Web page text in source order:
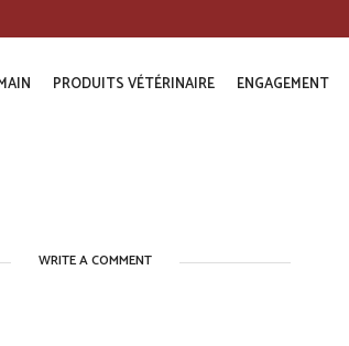
PRODUITS VÉTÉRINAIRE ENGAGEMENT
WRITE A COMMENT